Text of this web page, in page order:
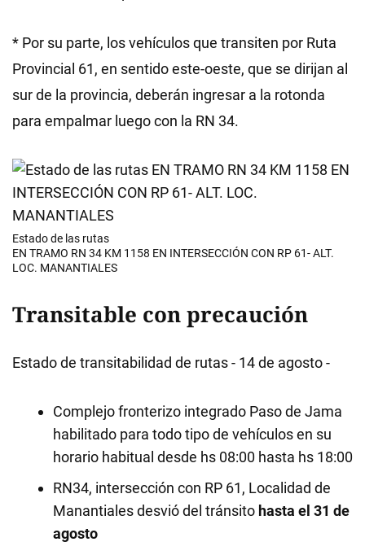
* Por su parte, los vehículos que transiten por Ruta
Provincial 61, en sentido este-oeste, que se dirijan al
sur de la provincia, deberán ingresar a la rotonda
para empalmar luego con la RN 34.
Estado de las rutas
EN TRAMO RN 34 KM 1158 EN INTERSECCIÓN CON RP 61- ALT.
LOC. MANANTIALES
Transitable con precaución
Estado de transitabilidad de rutas - 14 de agosto -
Complejo fronterizo integrado Paso de Jama
habilitado para todo tipo de vehículos en su
horario habitual desde hs 08:00 hasta hs 18:00
RN34, intersección con RP 61, Localidad de
Manantiales desvió del tránsito hasta el 31 de
agosto